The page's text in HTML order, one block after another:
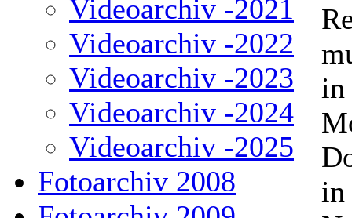
Videoarchiv -2021
Videoarchiv -2022
Videoarchiv -2023
Videoarchiv -2024
Videoarchiv -2025
Fotoarchiv 2008
in
in